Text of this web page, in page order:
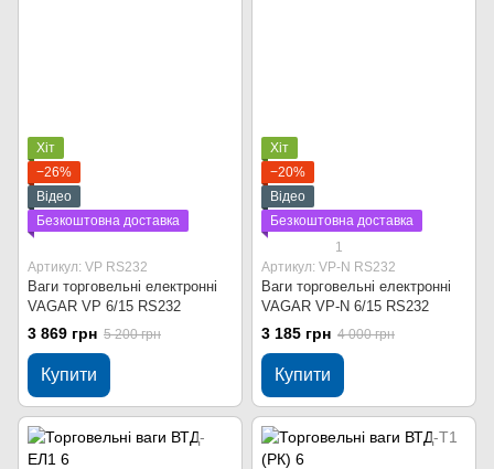
Хіт
−26%
Відео
Безкоштовна доставка
Артикул: VP RS232
Ваги торговельні електронні
VAGAR VP 6/15 RS232
3 869 грн 5 200 грн
Купити
Хіт
−20%
Відео
Безкоштовна доставка
1
Артикул: VP-N RS232
Ваги торговельні електронні
VAGAR VP-N 6/15 RS232
3 185 грн 4 000 грн
Купити